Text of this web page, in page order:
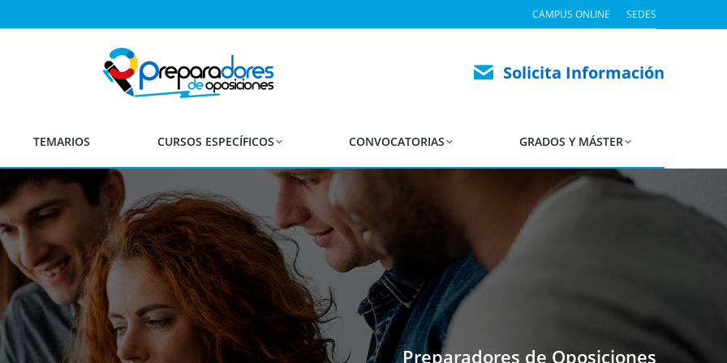
CAMPUS ONLINE SEDES
Solicita Información
TEMARIOS CURSOS ESPECÍFICOS CONVOCATORIAS GRADOS Y MÁSTER
Preparadores de Oposiciones